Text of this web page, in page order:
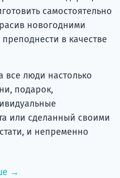
самостоятельно
новогодними
в качестве
все люди настолько
подарок,
или сделанный своими
и непременно
→